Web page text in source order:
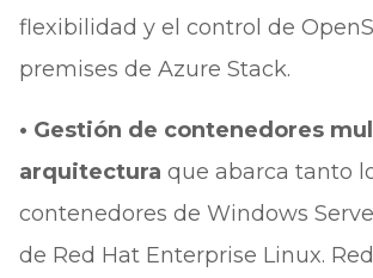
flexibilidad y el control de
premises de Azure Stack.
• Gestión de contenedores
arquitectura que abarca tanto
contenedores de Windows
de Red Hat Enterprise Linux.